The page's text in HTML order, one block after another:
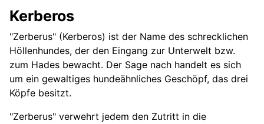
Kerberos
"Zerberus" (Kerberos) ist der Name des schrecklichen
Höllenhundes, der den Eingang zur Unterwelt bzw.
zum Hades bewacht. Der Sage nach handelt es sich
um ein gewaltiges hundeähnliches Geschöpf, das drei
Köpfe besitzt.
"Zerberus" verwehrt jedem den Zutritt in die